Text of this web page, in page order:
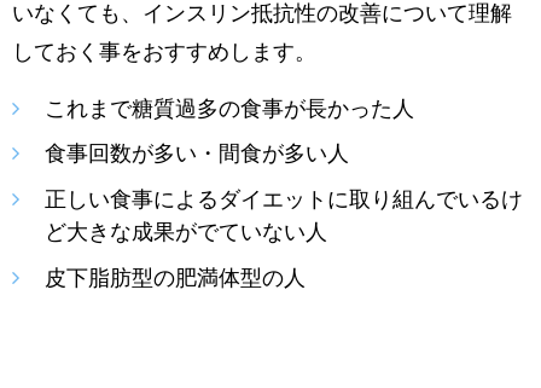
いなくても、インスリン抵抗性の改善について理解
しておく事をおすすめします。
これまで糖質過多の食事が長かった人
食事回数が多い・間食が多い人
正しい食事によるダイエットに取り組んでいるけ
ど大きな成果がでていない人
皮下脂肪型の肥満体型の人